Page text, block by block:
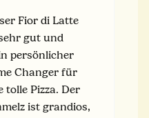
Fior di Latte
gut und
persönlicher
Changer für
tolle Pizza. Der
ist grandios,